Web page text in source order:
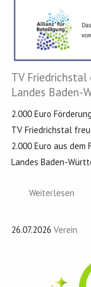
TV
Landes Baden-
2.000 Euro
TV Friedrichstal
2.000 Euro aus dem
Landes Baden-
Weiterlesen
26.07.2026 Verein